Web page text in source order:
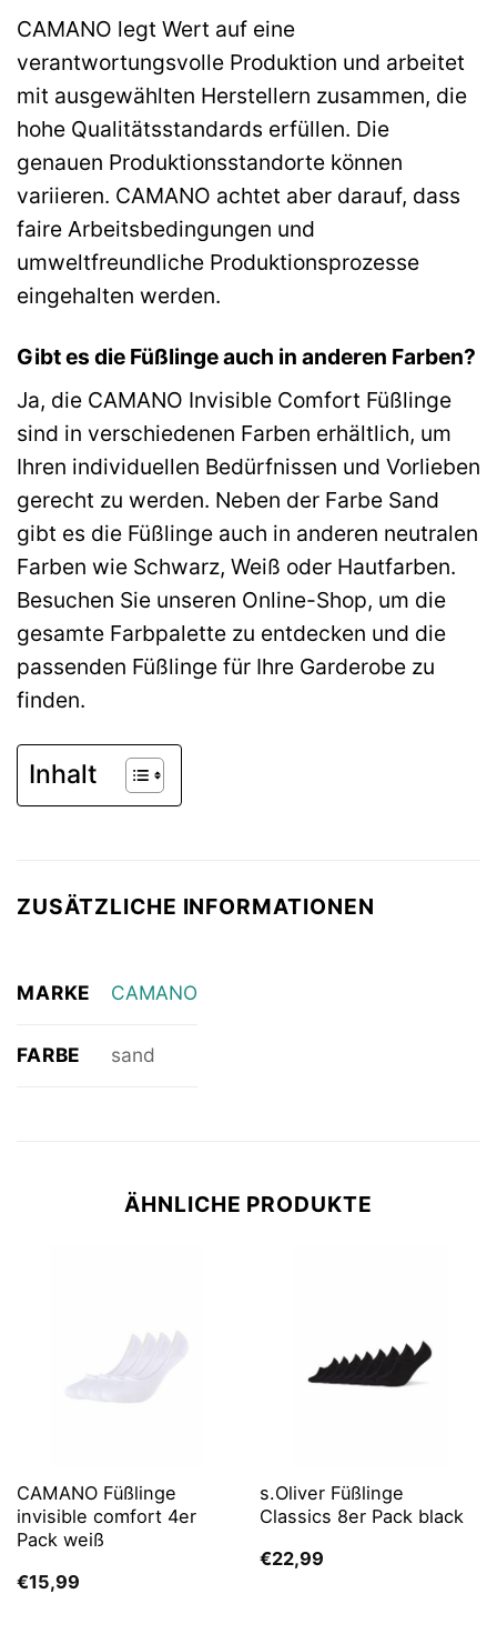
CAMANO legt Wert auf eine
verantwortungsvolle Produktion und arbeitet
mit ausgewählten Herstellern zusammen, die
hohe Qualitätsstandards erfüllen. Die
genauen Produktionsstandorte können
variieren. CAMANO achtet aber darauf, dass
faire Arbeitsbedingungen und
umweltfreundliche Produktionsprozesse
eingehalten werden.
Gibt es die Füßlinge auch in anderen Farben?
Ja, die CAMANO Invisible Comfort Füßlinge
sind in verschiedenen Farben erhältlich, um
Ihren individuellen Bedürfnissen und Vorlieben
gerecht zu werden. Neben der Farbe Sand
gibt es die Füßlinge auch in anderen neutralen
Farben wie Schwarz, Weiß oder Hautfarben.
Besuchen Sie unseren Online-Shop, um die
gesamte Farbpalette zu entdecken und die
passenden Füßlinge für Ihre Garderobe zu
finden.
Inhalt
ZUSÄTZLICHE INFORMATIONEN
MARKE CAMANO
FARBE sand
ÄHNLICHE PRODUKTE
CAMANO Füßlinge
invisible comfort 4er
Pack weiß
€15,99
s.Oliver Füßlinge
Classics 8er Pack black
€22,99